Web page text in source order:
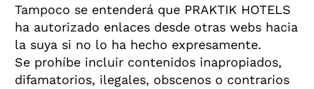
Tampoco se entenderá que PRAKTIK HOTELS
ha autorizado enlaces desde otras webs hacia
la suya si no lo ha hecho expresamente.
Se prohíbe incluir contenidos inapropiados,
difamatorios, ilegales, obscenos o contrarios